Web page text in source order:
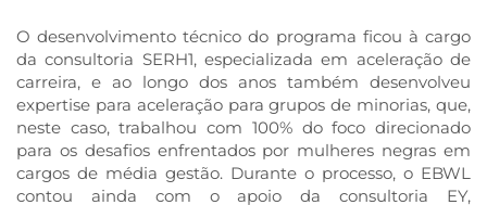
O desenvolvimento técnico do programa ficou à cargo
da consultoria SERH1, especializada em aceleração de
carreira, e ao longo dos anos também desenvolveu
expertise para aceleração para grupos de minorias, que,
neste caso, trabalhou com 100% do foco direcionado
para os desafios enfrentados por mulheres negras em
cargos de média gestão. Durante o processo, o EBWL
contou ainda com o apoio da consultoria EY,